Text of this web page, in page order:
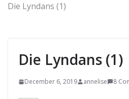
Die Lyndans (1)
Die Lyndans (1)
December 6, 2019 annelise 8